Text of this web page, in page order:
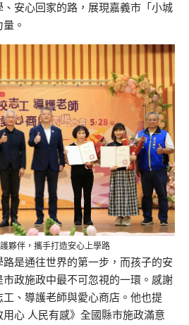
安心回家的路，展現嘉義市「小城
。
夥伴，攜手打造安心上學路
是通往世界的第一步，而孩子的安
政施政中最不可忽視的一環。感謝
、導護老師與愛心商店。他也提
心 人民有感》全國縣市施政滿意